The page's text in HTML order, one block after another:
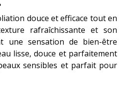
douce et efficace tout en
rafraîchissante et son
une sensation de bien-être
lisse, douce et parfaitement
sensibles et parfait pour